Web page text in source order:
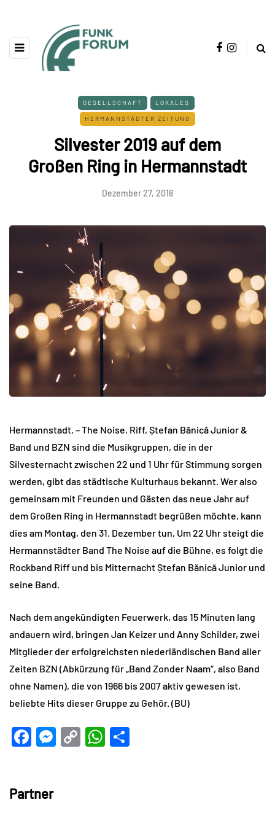
GESELLSCHAFT LOKALES
HERMANNSTÄDTER ZEITUNG
Silvester 2019 auf dem
Großen Ring in Hermannstadt
Dezember 27, 2018
Hermannstadt. – The Noise, Riff, Ștefan Bănică Junior &
Band und BZN sind die Musikgruppen, die in der
Silvesternacht zwischen 22 und 1 Uhr für Stimmung sorgen
werden, gibt das städtische Kulturhaus bekannt. Wer also
gemeinsam mit Freunden und Gästen das neue Jahr auf
dem Großen Ring in Hermannstadt begrüßen möchte, kann
dies am Montag, den 31. Dezember tun, Um 22 Uhr steigt die
Hermannstädter Band The Noise auf die Bühne, es folgt die
Rockband Riff und bis Mitternacht Ștefan Bănică Junior und
seine Band.
Nach dem angekündigten Feuerwerk, das 15 Minuten lang
andauern wird, bringen Jan Keizer und Anny Schilder, zwei
Mitglieder der erfolgreichsten niederländischen Band aller
Zeiten BZN (Abkürzung für „Band Zonder Naam“, also Band
ohne Namen), die von 1966 bis 2007 aktiv gewesen ist,
beliebte Hits dieser Gruppe zu Gehör. (BU)
Facebook
Messenger
CopyWhatsApp
Partner